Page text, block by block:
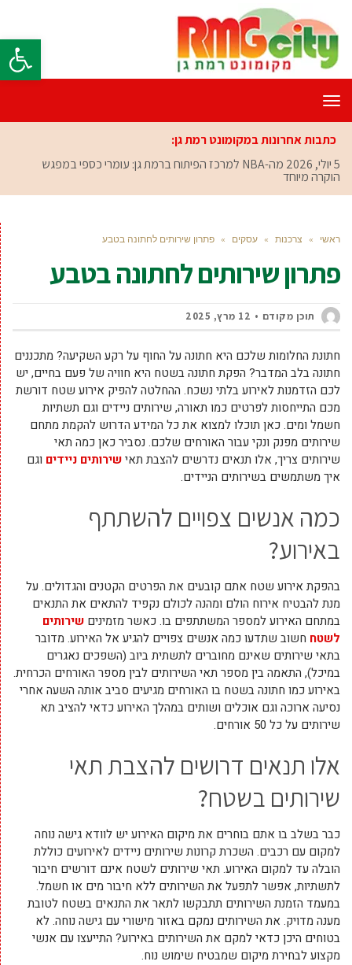
פתח
תפריט
כתבות אחרונות במקומונט רמת גן:
5 יולי, 2026
מה-NBA למרכז הפיתוח ברמת גן: עומרי כספי במפגש
הוקרה מיוחד
ראשי » צרכנות » עסקים » פתרון שירותים לחתונה בטבע
פתרון שירותים לחתונה בטבע
תוכן מקודם 12 מרץ, 2025
חתונת החלומות שלכם היא חתונה על החוף על רקע השקיעה? מתכננים
חתונה בלב המדבר? הפקת חתונה בשטח היא חוויה של פעם בחיים, יש
לכם הזדמנות לאירוע בלתי נשכח. ההחלטה להפיק אירוע שטח דורשת
מכם התייחסות לפרטים כמו תאורה, שירותים ניידים וגם תשתיות
חשמל ומים. כאן תוכלו למצוא את כל המידע הדרוש להקמת מתחם
שירותים מפנק ונקי עבור האורחים שלכם. נסביר כאן כמה תאי
שירותים צריך, אלו תנאים נדרשים להצבת תאישירותים ניידים וגם
איך משתמשים בשירותים הניידים.
כמה אנשים צפויים להשתתף
באירוע?
בהפקת אירוע שטח אתם קובעים את הפרטים הקטנים והגדולים. על
מנת להבטיח אירוח הולם ומהנה לכולם נקפיד להתאים את התנאים
במתחם האירוע למספר המשתתפים בו. כאשר מזמינים שירותים
לשטח חשוב שתדעו כמה אנשים צפויים להגיע אל האירוע. מדובר
בתאי שירותים שאינם מחוברים לתשתית ביוב (השפכים נאגרים
במיכל), התאמה בין מספר תאי השירותים לבין מספר האורחים הכרחית.
באירוע כמו חתונה בשטח בו האורחים מגיעים סביב אותה השעה אחרי
נסיעה ארוכה וגם אוכלים ושותים במהלך האירוע כדאי להציב תא
שירותים על כל 50 אורחים.
אלו תנאים דרושים להצבת תאי
שירותים בשטח?
כבר בשלב בו אתם בוחרים את מיקום האירוע יש לוודא גישה נוחה
למקום עם רכבים. השכרת קרונות שירותים ניידים לאירועים כוללת
הובלה עד למקום האירוע. תאי שירותים לשטח אינם דורשים חיבור
לתשתיות, אפשר לתפעל את השירותים ללא חיבור מים או חשמל.
במעמד הזמנת השירותים תתבקשו לתאר את התנאים בשטח לטובת
מענה מדויק. את השירותים נמקם באזור מישורי עם גישה נוחה. לא
בטוחים היכן כדאי למקם את השירותים באירוע? התייעצו עם אנשי
מקצוע לבחירת מיקום שמבטיח שימוש נוח.